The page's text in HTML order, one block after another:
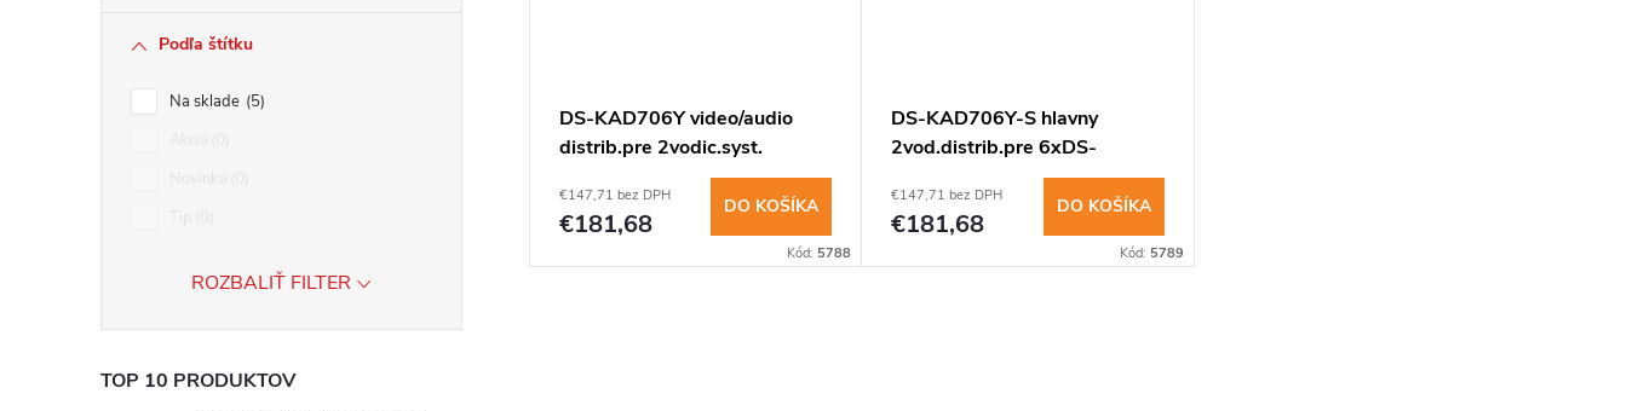
Podľa štítku
Na sklade 5
ROZBALIŤ FILTER
TOP 10 PRODUKTOV
DS-KAD706Y video/audio
distrib.pre 2vodic.syst.
24VDC, bez zdroj
€147,71 bez DPH
€181,68
DO KOŠÍKA
Kód: 5788
DS-KAD706Y-S hlavny
2vod.distrib.pre 6xDS-
KAD706, 24VDC, bez zdr
€147,71 bez DPH
€181,68
DO KOŠÍKA
Kód: 5789